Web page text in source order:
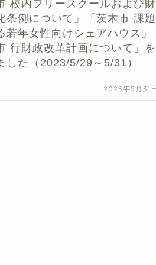
校内フリースクールおよび財
条例について」「茨木市 課題
若年女性向けシェアハウス」
行財政改革計画について」を
した（2023/5/29～5/31）
2023年5月31